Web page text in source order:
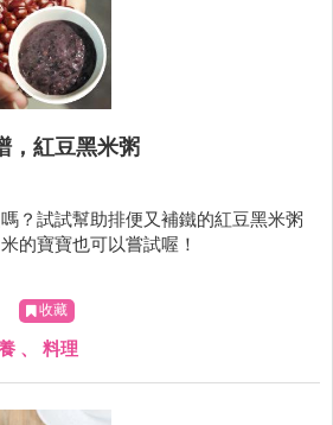
，紅豆黑米粥
？試試幫助排便又補鐵的紅豆黑米粥
的寶寶也可以嘗試喔！
收藏
、 料理